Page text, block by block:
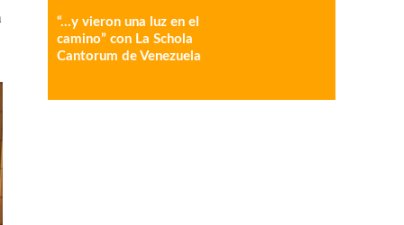
“…y vieron una luz en el
camino” con La Schola
Cantorum de Venezuela